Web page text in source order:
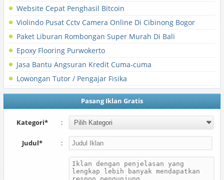
Website Cepat Penghasil Bitcoin
Violindo Pusat Cctv Camera Online Di Cibinong Bogor
Paket Liburan Rombongan Super Murah Di Bali
Epoxy Flooring Purwokerto
Jasa Bantu Angsuran Kredit Cuma-cuma
Lowongan Tutor / Pengajar Fisika
Pasang Iklan Gratis
Kategori* :
Judul* :